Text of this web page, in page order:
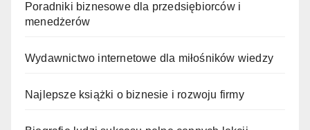
Poradniki biznesowe dla przedsiębiorców i
menedżerów
Wydawnictwo internetowe dla miłośników wiedzy
Najlepsze książki o biznesie i rozwoju firmy